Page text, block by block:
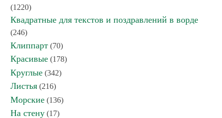
(1220)
Квадратные для текстов и поздравлений в ворде
(246)
Клиппарт (70)
Красивые (178)
Круглые (342)
Листья (216)
Морские (136)
На стену (17)